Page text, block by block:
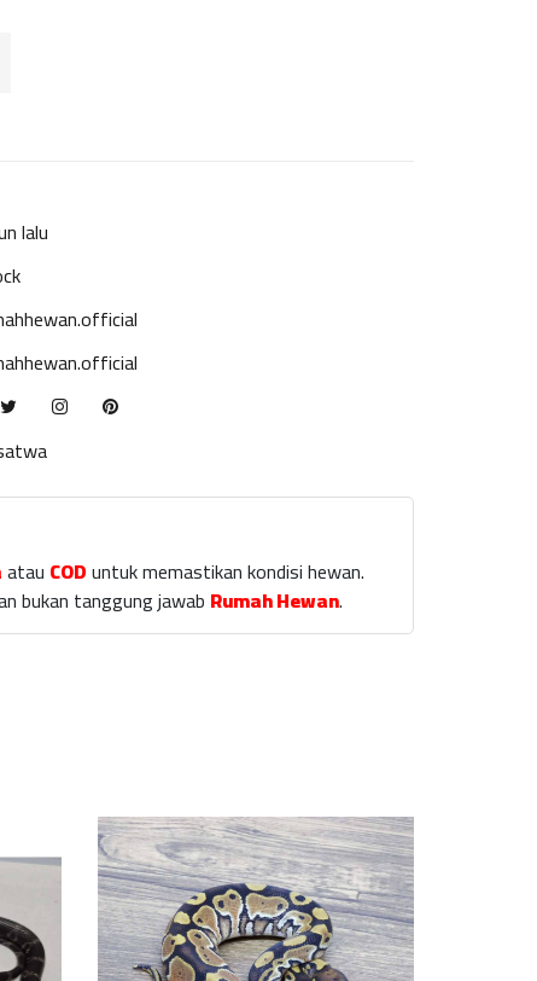
lalu
atau CODuntuk memastikan kondisi hewan.
bukan tanggung jawab Rumah Hewan.